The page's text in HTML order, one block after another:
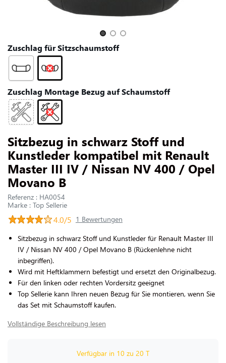
Slide 1 of 3
Zuschlag für Sitzschaumstoff
Zuschlag Montage Bezug auf Schaumstoff
Sitzbezug in schwarz Stoff und
Kunstleder kompatibel mit Renault
Master III IV / Nissan NV 400 / Opel
Movano B
Referenz : HA0054
Marke : Top Sellerie
4.0/5 1 Bewertungen
Sitzbezug in schwarz Stoff und Kunstleder für Renault Master III
IV / Nissan NV 400 / Opel Movano B (Rückenlehne nicht
inbegriffen).
Wird mit Heftklammern befestigt und ersetzt den Originalbezug.
Für den linken oder rechten Vordersitz geeignet
Top Sellerie kann Ihren neuen Bezug für Sie montieren, wenn Sie
das Set mit Schaumstoff kaufen.
Vollständige Beschreibung lesen
Verfügbar in 10 zu 20 T